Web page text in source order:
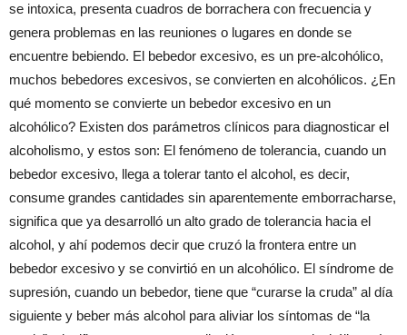
se intoxica, presenta cuadros de borrachera con frecuencia y
genera problemas en las reuniones o lugares en donde se
encuentre bebiendo. El bebedor excesivo, es un pre-alcohólico,
muchos bebedores excesivos, se convierten en alcohólicos. ¿En
qué momento se convierte un bebedor excesivo en un
alcohólico? Existen dos parámetros clínicos para diagnosticar el
alcoholismo, y estos son: El fenómeno de tolerancia, cuando un
bebedor excesivo, llega a tolerar tanto el alcohol, es decir,
consume grandes cantidades sin aparentemente emborracharse,
significa que ya desarrolló un alto grado de tolerancia hacia el
alcohol, y ahí podemos decir que cruzó la frontera entre un
bebedor excesivo y se convirtió en un alcohólico. El síndrome de
supresión, cuando un bebedor, tiene que “curarse la cruda” al día
siguiente y beber más alcohol para aliviar los síntomas de “la